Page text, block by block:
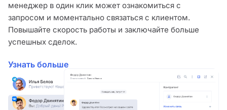
менеджер в один клик может ознакомиться с
запросом и моментально связаться с клиентом.
Повышайте скорость работы и заключайте больше
успешных сделок.
Узнать больше